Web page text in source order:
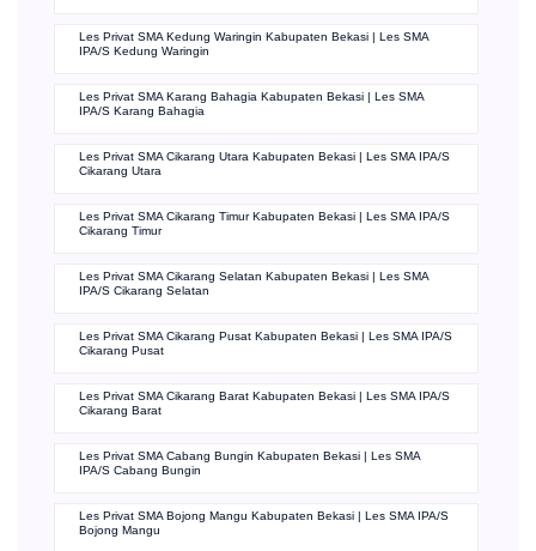
Les Privat SMA Kedung Waringin Kabupaten Bekasi | Les SMA
IPA/S Kedung Waringin
Les Privat SMA Karang Bahagia Kabupaten Bekasi | Les SMA
IPA/S Karang Bahagia
Les Privat SMA Cikarang Utara Kabupaten Bekasi | Les SMA IPA/S
Cikarang Utara
Les Privat SMA Cikarang Timur Kabupaten Bekasi | Les SMA IPA/S
Cikarang Timur
Les Privat SMA Cikarang Selatan Kabupaten Bekasi | Les SMA
IPA/S Cikarang Selatan
Les Privat SMA Cikarang Pusat Kabupaten Bekasi | Les SMA IPA/S
Cikarang Pusat
Les Privat SMA Cikarang Barat Kabupaten Bekasi | Les SMA IPA/S
Cikarang Barat
Les Privat SMA Cabang Bungin Kabupaten Bekasi | Les SMA
IPA/S Cabang Bungin
Les Privat SMA Bojong Mangu Kabupaten Bekasi | Les SMA IPA/S
Bojong Mangu